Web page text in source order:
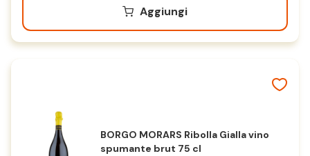
Aggiungi
BORGO MORARS Ribolla Gialla vino
spumante brut 75 cl